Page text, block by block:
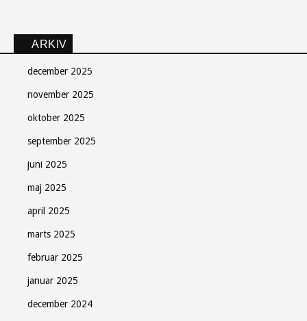
ARKIV
december 2025
november 2025
oktober 2025
september 2025
juni 2025
maj 2025
april 2025
marts 2025
februar 2025
januar 2025
december 2024